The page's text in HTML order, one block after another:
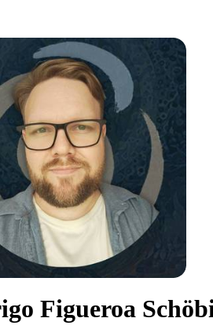
Figueroa